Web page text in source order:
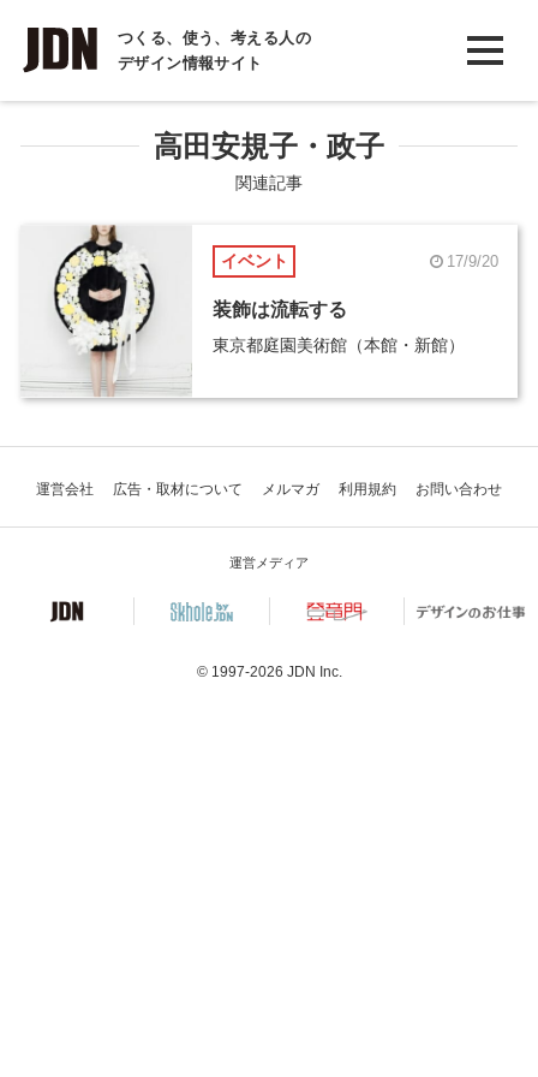
つくる、使う、考える人の
デザイン情報サイト
INTERVIEW
インタビュー
REPORT
COLUMN
コラム
高田安規子・政子
関連記事
イベント 17/9/20
装飾は流転する
東京都庭園美術館（本館・新館）
運営会社 広告・取材について メルマガ 利用規約 お問い合わせ
運営メディア
© 1997-2026 JDN Inc.